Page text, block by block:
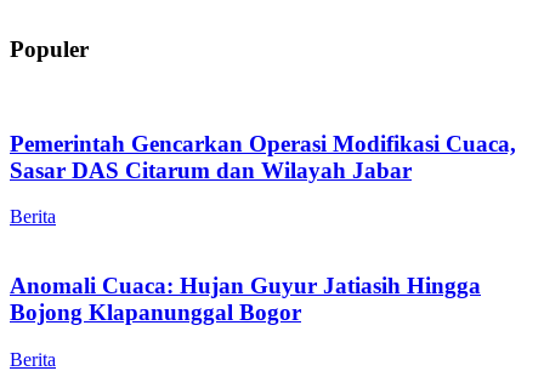
Populer
Pemerintah Gencarkan Operasi Modifikasi Cuaca,
Sasar DAS Citarum dan Wilayah Jabar
Berita
Anomali Cuaca: Hujan Guyur Jatiasih Hingga
Bojong Klapanunggal Bogor
Berita